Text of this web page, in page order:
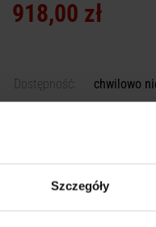
Szczegóły
918,00 zł
Dostępność:
chwilowo